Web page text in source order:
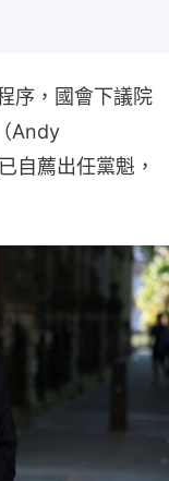
序，國會下議院
Andy
自薦出任黨魁，